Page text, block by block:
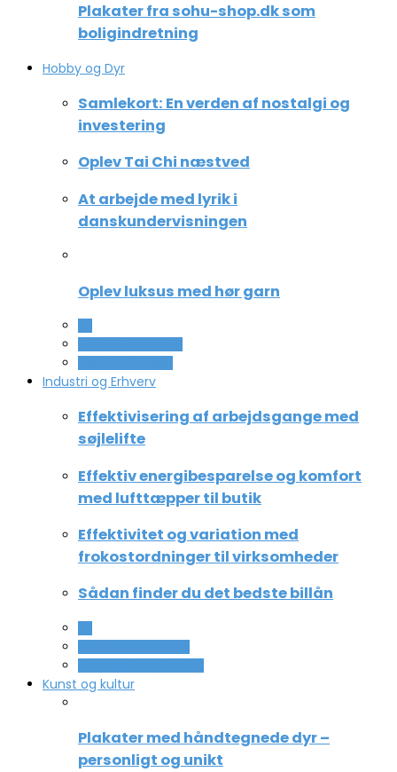
Plakater fra sohu-shop.dk som
boligindretning
Hobby og Dyr
Samlekort: En verden af nostalgi og
investering
Oplev Tai Chi næstved
At arbejde med lyrik i
danskundervisningen
Oplev luksus med hør garn
Industri og Erhverv
Effektivisering af arbejdsgange med
søjlelifte
Effektiv energibesparelse og komfort
med lufttæpper til butik
Effektivitet og variation med
frokostordninger til virksomheder
Sådan finder du det bedste billån
Kunst og kultur
Plakater med håndtegnede dyr –
personligt og unikt